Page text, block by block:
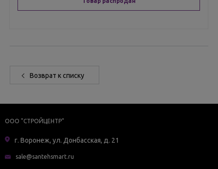
Возврат к списку
ООО "СТРОЙЦЕНТР"
г. Воронеж, ул. Донбасская, д. 21
sale@santehsmart.ru